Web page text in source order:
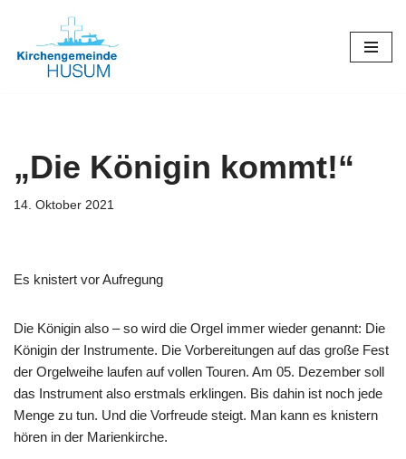
Zum
„Die Königin kommt!“
14. Oktober 2021
Es knistert vor Aufregung
Die Königin also – so wird die Orgel immer wieder genannt: Die
Königin der Instrumente. Die Vorbereitungen auf das große Fest
der Orgelweihe laufen auf vollen Touren. Am 05. Dezember soll
das Instrument also erstmals erklingen. Bis dahin ist noch jede
Menge zu tun. Und die Vorfreude steigt. Man kann es knistern
hören in der Marienkirche.